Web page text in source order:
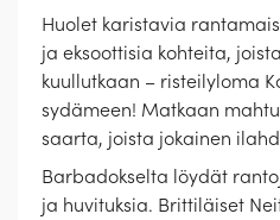
Huolet karistavia
ja eksoottisia kohteita,
kuullutkaan – risteilyloma
sydämeen! Matkaan
saarta, joista jokainen
Barbadokselta löydät
ja huvituksia. Brittiläiset